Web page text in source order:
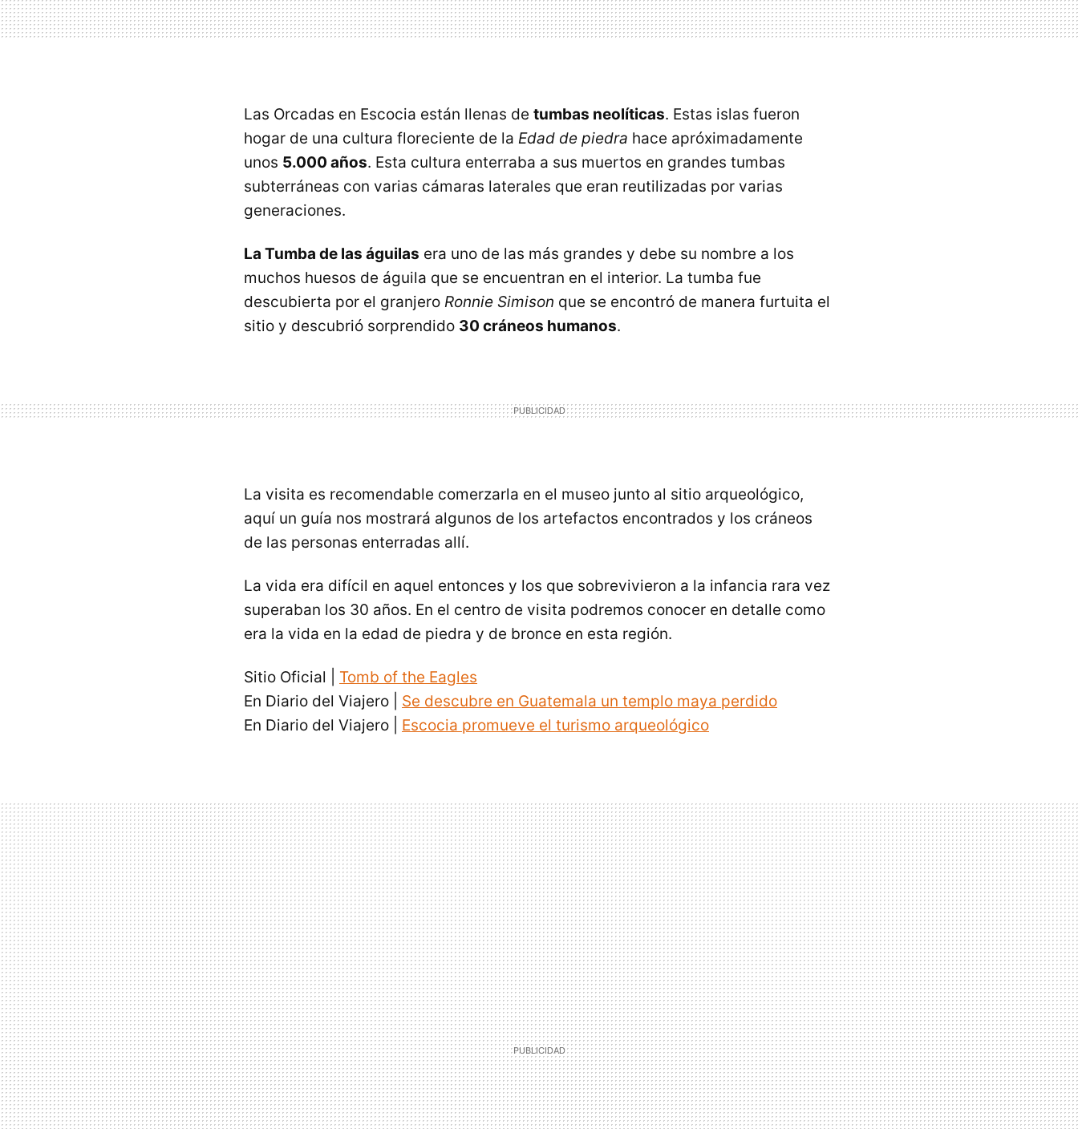
Las Orcadas en Escocia están llenas de tumbas neolíticas. Estas islas fueron
hogar de una cultura floreciente de la Edad de piedra hace apróximadamente
unos 5.000 años. Esta cultura enterraba a sus muertos en grandes tumbas
subterráneas con varias cámaras laterales que eran reutilizadas por varias
generaciones.
La Tumba de las águilas era uno de las más grandes y debe su nombre a los
muchos huesos de águila que se encuentran en el interior. La tumba fue
descubierta por el granjero Ronnie Simison que se encontró de manera furtuita el
sitio y descubrió sorprendido 30 cráneos humanos.
La visita es recomendable comerzarla en el museo junto al sitio arqueológico,
aquí un guía nos mostrará algunos de los artefactos encontrados y los cráneos
de las personas enterradas allí.
La vida era difícil en aquel entonces y los que sobrevivieron a la infancia rara vez
superaban los 30 años. En el centro de visita podremos conocer en detalle como
era la vida en la edad de piedra y de bronce en esta región.
Sitio Oficial | Tomb of the Eagles
En Diario del Viajero | Se descubre en Guatemala un templo maya perdido
En Diario del Viajero | Escocia promueve el turismo arqueológico